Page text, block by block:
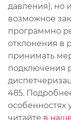
давления), но
возможное
программно
отклонения в
принимать
подключения
485.
особенностях
читайте в